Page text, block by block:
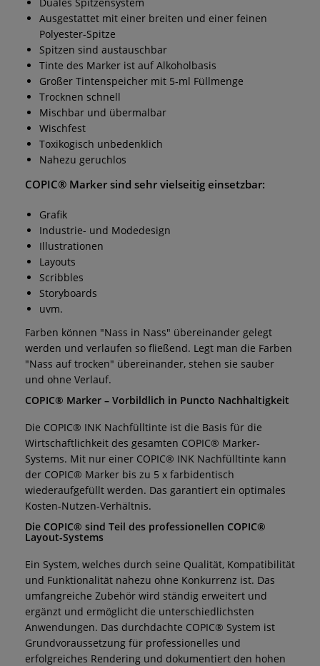
Ausgestattet mit einer breiten und einer feinen
Polyester-Spitze
Spitzen sind austauschbar
Tinte des Marker ist auf Alkoholbasis
Großer Tintenspeicher mit 5-ml Füllmenge
Trocknen schnell
Mischbar und übermalbar
Wischfest
Toxikogisch unbedenklich
Nahezu geruchlos
COPIC® Marker sind sehr vielseitig einsetzbar:
Grafik
Industrie- und Modedesign
Illustrationen
Layouts
Scribbles
Storyboards
uvm.
Farben können "Nass in Nass" übereinander gelegt
werden und verlaufen so fließend. Legt man die Farben
"Nass auf trocken" übereinander, stehen sie sauber
und ohne Verlauf.
COPIC® Marker – Vorbildlich in Puncto Nachhaltigkeit
Die COPIC® INK Nachfülltinte ist die Basis für die
Wirtschaftlichkeit des gesamten COPIC® Marker-
Systems. Mit nur einer COPIC® INK Nachfülltinte kann
der COPIC® Marker bis zu 5 x farbidentisch
wiederaufgefüllt werden. Das garantiert ein optimales
Kosten-Nutzen-Verhältnis.
Die COPIC® sind Teil des professionellen COPIC®
Layout-Systems
Ein System, welches durch seine Qualität, Kompatibilität
und Funktionalität nahezu ohne Konkurrenz ist. Das
umfangreiche Zubehör wird ständig erweitert und
ergänzt und ermöglicht die unterschiedlichsten
Anwendungen. Das durchdachte COPIC® System ist
Grundvoraussetzung für professionelles und
erfolgreiches Rendering und dokumentiert den hohen